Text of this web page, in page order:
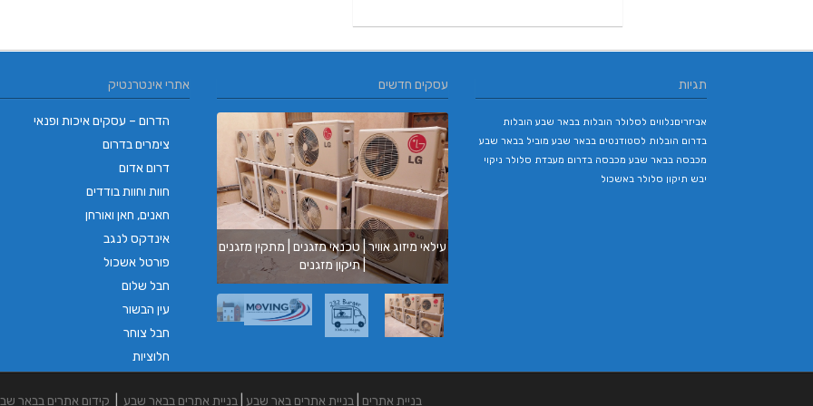
אתרי אינטרנטיק
הדרום – עסקים איכות ופנאי
צימרים בדרום
דרום אדום
חוות וחוות בודדים
חאנים, חאן ואורחן
אינדקס לנגב
פורטל אשכול
חבל שלום
עין הבשור
חבל צוחר
חלוציות
עסקים חדשים
עילאי מיזוג אוויר | טכנאי מזגנים | מתקין מזגנים
| תיקון מזגנים
תגיות
אביזריםנלווים לסלולר הובלות בבאר שבע הובלות
בדרום הובלות לסטודנטים בבאר שבע מוביל בבאר שבע
מכבסה בבאר שבע מכבסה בדרום מעבדת סלולר ניקוי
יבש תיקון סלולר באשכול
בניית אתרים בניית אתרים באר שבע בניית אתרים בבאר שבע קידום אתרים בבאר